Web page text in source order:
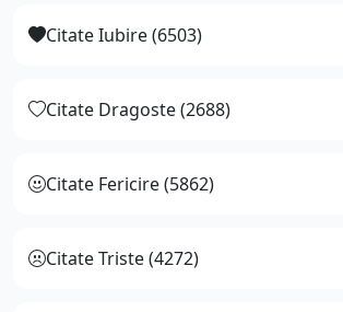
Citate Iubire (6503)
Citate Dragoste (2688)
Citate Fericire (5862)
Citate Triste (4272)